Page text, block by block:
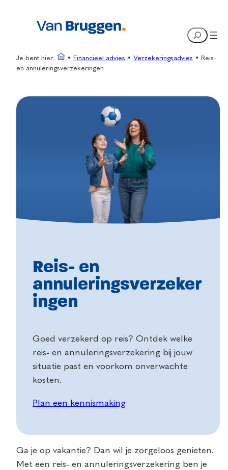
Search
Je bent hier: • Financieel advies • Verzekeringsadvies •
Reis-
en annuleringsverzekeringen
Reis- en
annuleringsverzeker
ingen
Goed verzekerd op reis? Ontdek welke
reis- en annuleringsverzekering bij jouw
situatie past en voorkom onverwachte
kosten.
Plan een kennismaking
Ga je op vakantie? Dan wil je zorgeloos genieten.
Met een reis- en annuleringsverzekering ben je